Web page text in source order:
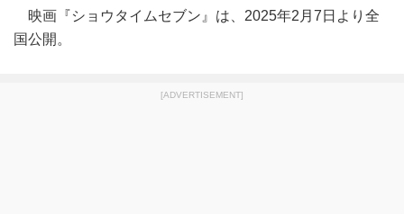
映画『ショウタイムセブン』は、2025年2月7日より全
国公開。
[ADVERTISEMENT]